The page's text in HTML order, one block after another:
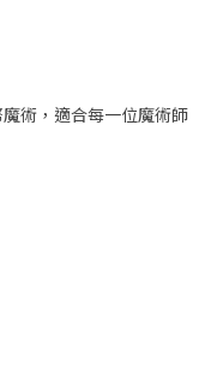
術，適合每一位魔術師